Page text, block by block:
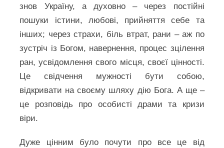
знов Україну, а духовно – через постійні
пошуки істини, любові, прийняття себе та
інших; через страхи, біль втрат, рани – аж по
зустріч із Богом, навернення, процес зцілення
ран, усвідомлення свого місця, своєї цінності.
Це свідчення мужності бути собою,
відкривати на своєму шляху дію Бога. А ще –
це розповідь про особисті драми та кризи
віри.
Дуже цінним було почути про все це від